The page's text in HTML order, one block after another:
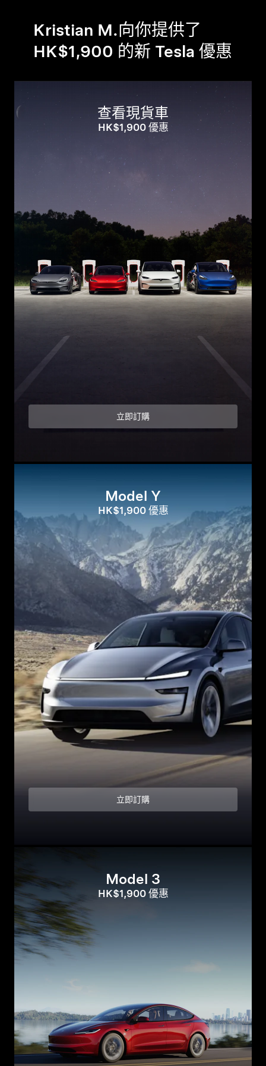
Kristian M.向你提供了
HK$1,900 的新 Tesla 優惠
查看現貨車
HK$1,900 優惠
立即訂購
Model Y
HK$1,900 優惠
立即訂購
Model 3
HK$1,900 優惠